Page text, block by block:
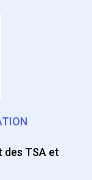
des TSA et